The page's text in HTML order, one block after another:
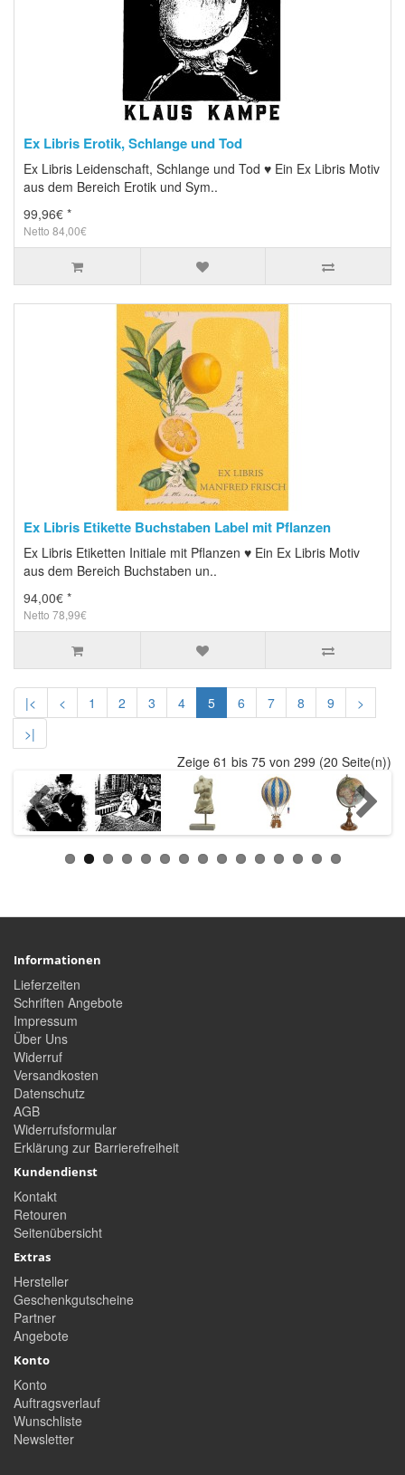
Ex Libris Erotik, Schlange und Tod
Ex Libris Leidenschaft, Schlange und Tod ♥ Ein Ex Libris Motiv
aus dem Bereich Erotik und Sym..
99,96€ *
Netto 84,00€
Ex Libris Etikette Buchstaben Label mit Pflanzen
Ex Libris Etiketten Initiale mit Pflanzen ♥ Ein Ex Libris Motiv
aus dem Bereich Buchstaben un..
94,00€ *
Netto 78,99€
|< < 1 2 3 4 5 6 7 8 9
>
>|
Zeige 61 bis 75 von 299 (20 Seite(n))
Informationen
Lieferzeiten
Schriften Angebote
Impressum
Über Uns
Widerruf
Versandkosten
Datenschutz
AGB
Widerrufsformular
Erklärung zur Barrierefreiheit
Kundendienst
Kontakt
Retouren
Seitenübersicht
Extras
Hersteller
Geschenkgutscheine
Partner
Angebote
Konto
Konto
Auftragsverlauf
Wunschliste
Newsletter